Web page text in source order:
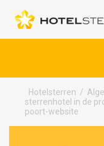
Hotelsterren /
sterrenhotel in de
poort-website